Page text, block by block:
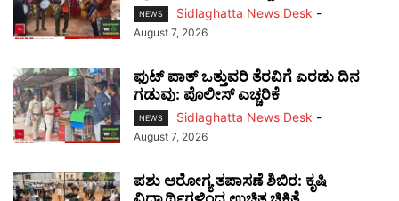
NEWS Sidlaghatta News Desk -
August 7, 2026
ಫುಟ್‌ ಪಾತ್ ಒತ್ತುವರಿ ತೆರವಿಗೆ ಎರಡು ದಿನ
ಗಡುವು: ಪೊಲೀಸ್ ಎಚ್ಚರಿಕೆ
NEWS Sidlaghatta News Desk -
August 7, 2026
ಪಶು ಆರೋಗ್ಯ ತಪಾಸಣೆ ಶಿಬಿರ: ಕೃಷಿ